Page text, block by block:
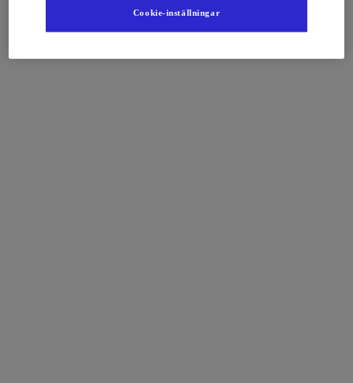
Cookie-inställningar